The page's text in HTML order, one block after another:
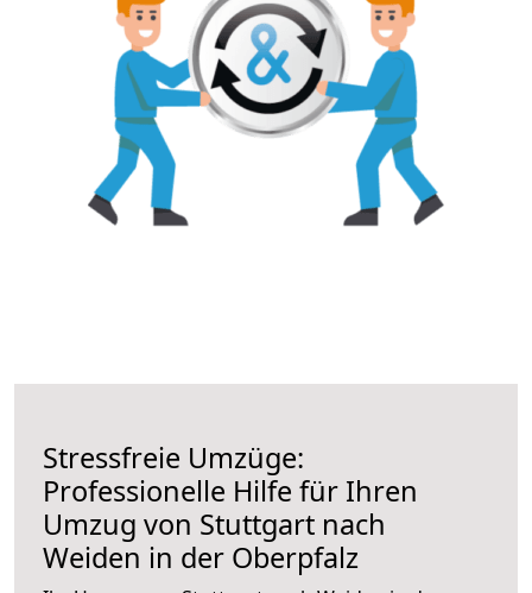
Stressfreie Umzüge:
Professionelle Hilfe für Ihren
Umzug von Stuttgart nach
Weiden in der Oberpfalz